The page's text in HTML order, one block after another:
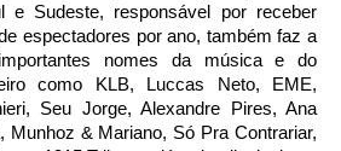
e Sudeste, responsável por receber
espectadores por ano, também faz a
nomes da música e do
como KLB, Luccas Neto, EME,
Seu Jorge, Alexandre Pires, Ana
Munhoz & Mariano, Só Pra Contrariar,